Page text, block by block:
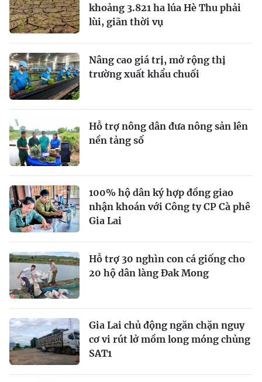
khoảng 3.821 ha lúa Hè Thu phải
lùi, giãn thời vụ
Nâng cao giá trị, mở rộng thị
trường xuất khẩu chuối
Hỗ trợ nông dân đưa nông sản lên
nền tảng số
100% hộ dân ký hợp đồng giao
nhận khoán với Công ty CP Cà phê
Gia Lai
Hỗ trợ 30 nghìn con cá giống cho
20 hộ dân làng Đak Mong
Gia Lai chủ động ngăn chặn nguy
cơ vi rút lở mồm long móng chủng
SAT1